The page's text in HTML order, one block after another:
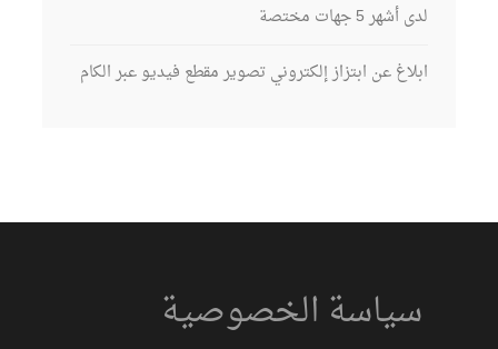
لدى أشهر 5 جهات مختصة
ابلاغ عن ابتزاز إلكتروني تصوير مقطع فيديو عبر الكام
سياسة الخصوصية